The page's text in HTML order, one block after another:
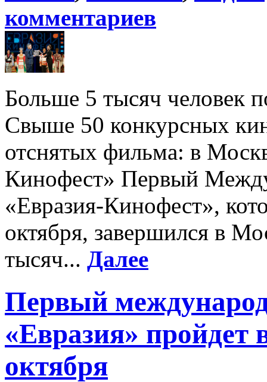
комментариев
Больше 5 тысяч человек
Свыше 50 конкурсных
отснятых фильма: в
Кинофест» Первый
«Евразия-Кинофест»,
октября, завершился в
тысяч... Далее
Первый
«Евразия» пройдет
октября